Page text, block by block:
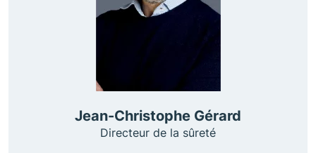
Jean-Christophe Gérard
Directeur de la sûreté